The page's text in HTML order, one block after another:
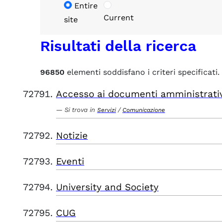
Entire
site
Current
Risultati della ricerca
96850 elementi soddisfano i criteri specificati.
Accesso ai documenti
Si trova in Servizi / Comunicazione
Notizie
Eventi
University and Society
CUG